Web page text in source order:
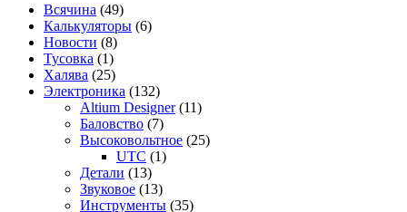
Всячина (49)
Калькуляторы (6)
Новости (8)
Тусовка (1)
Халява (25)
Электроника (132)
Altium Designer(11)
Баловство (7)
Высоковольтное (25)
UTC (1)
Детали (13)
Звуковое (13)
Инструменты (35)